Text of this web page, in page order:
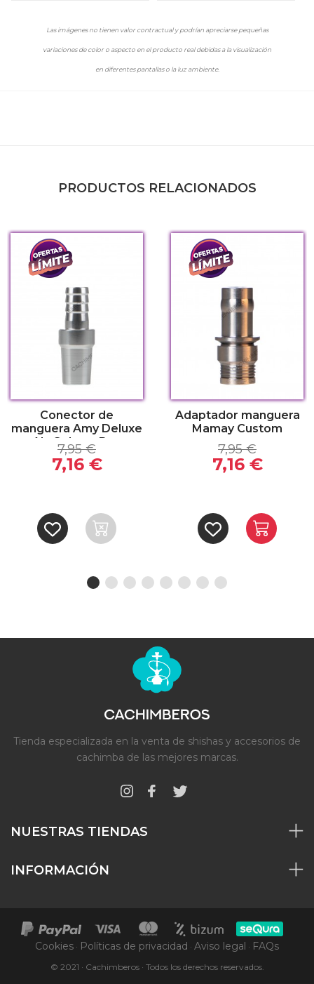
Las imágenes no tienen valor contractual y podrían apreciarse pequeñas
variaciones de color o aspecto en el producto real debidas a la visualización
en diferentes pantallas o la luz ambiente.
PRODUCTOS RELACIONADOS
Conector de
manguera Amy Deluxe
Alu Sphere Bag
7,95 €
7,16 €
Adaptador manguera
Mamay Custom
7,95 €
7,16 €
Tienda especializada en la venta de shishas y accesorios de
cachimba de las mejores marcas.
NUESTRAS TIENDAS
INFORMACIÓN
Cookies · Políticas de privacidad · Aviso legal · FAQs
© 2021 · Cachimberos · Todos los derechos reservados.